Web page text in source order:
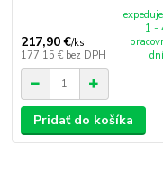
217,90 €/ks
177,15 € bez DPH
1 -
dní
Pridať do košíka